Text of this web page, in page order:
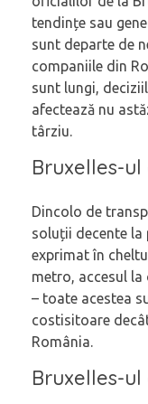
tendințe sau
sunt departe de
companiile din
sunt lungi,
afectează nu
târziu.
Bruxelles-ul
Dincolo de
soluții decente la
exprimat în
metro, accesul
– toate acestea
costisitoare
România.
Bruxelles-